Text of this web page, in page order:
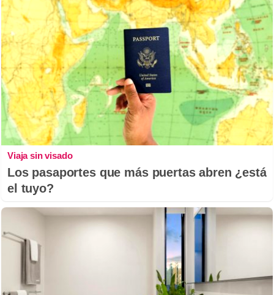
Viaja sin visado
Los pasaportes que más puertas abren ¿está
el tuyo?